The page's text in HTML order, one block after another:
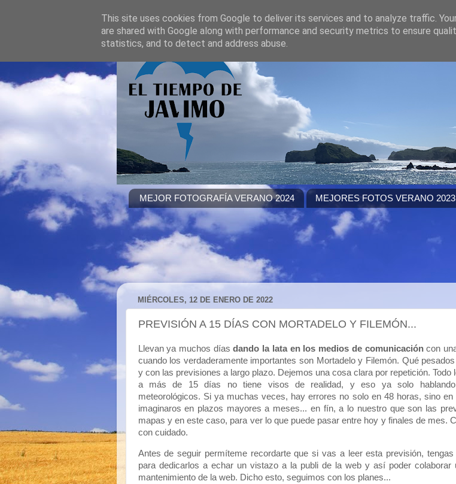
MEJOR FOTOGRAFÍA VERANO 2024 MEJORES FOTOS VERANO 2023
MIÉRCOLES, 12 DE ENERO DE 2022
PREVISIÓN A 15 DÍAS CON MORTADELO Y FILEMÓN...
Llevan ya muchos díasdando la lata en los medios de comunicacióncon
cuando los verdaderamente importantes son Mortadelo y Filemón. Qué
y con las previsiones a largo plazo. Dejemos una cosa clara por repetición. Todo
a más de 15 días no tiene visos de realidad, y eso ya solo
meteorológicos. Si ya muchas veces, hay errores no solo en 48 horas, sino en
imaginaros en plazos mayores a meses... en fín, a lo nuestro que son las
mapas y en este caso, para ver lo que puede pasar entre hoy y finales de mes.
con cuidado.
Antes de seguir permíteme recordarte que si vas a leer esta previsión, tengas
para dedicarlos a echar un vistazo a la publi de la web y así poder colaborar
mantenimiento de la web. Dicho esto, seguimos con los planes...
This site uses cookies from Google to deliver its services and to analyze traffic.
are shared with Google along with performance and security metrics to ensure
statistics, and to detect and address abuse.